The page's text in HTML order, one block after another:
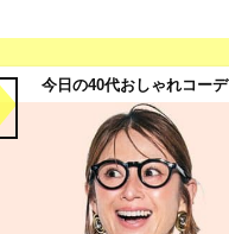
今日の40代おしゃれコーデ